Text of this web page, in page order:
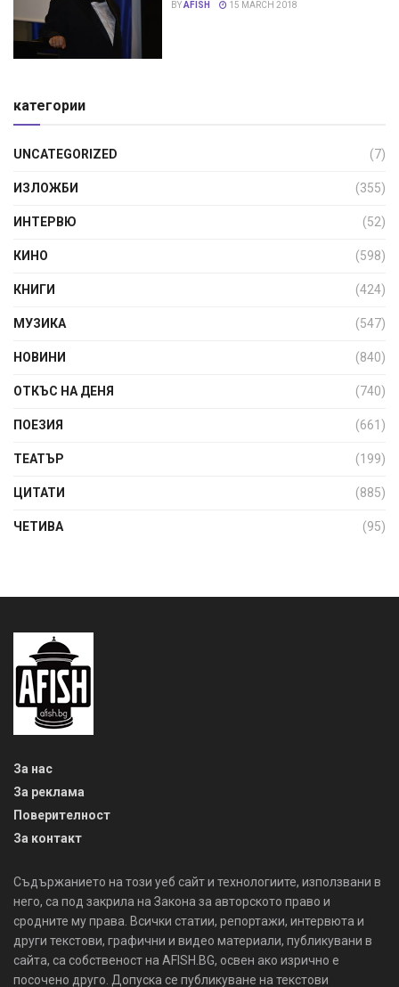
BYAFISH 15 MARCH 2018
категории
UNCATEGORIZED (7)
ИЗЛОЖБИ (355)
ИНТЕРВЮ (52)
КИНО (598)
КНИГИ (424)
МУЗИКА (547)
НОВИНИ (840)
ОТКЪС НА ДЕНЯ (740)
ПОЕЗИЯ (661)
ТЕАТЪР (199)
ЦИТАТИ (885)
ЧЕТИВА (95)
За нас
За реклама
Поверителност
За контакт
Съдържанието на този уеб сайт и технологиите, използвани в
него, са под закрила на Закона за авторското право и
сродните му права. Всички статии, репортажи, интервюта и
други текстови, графични и видео материали, публикувани в
сайта, са собственост на AFISH.BG, освен ако изрично е
посочено друго. Допуска се публикуване на текстови